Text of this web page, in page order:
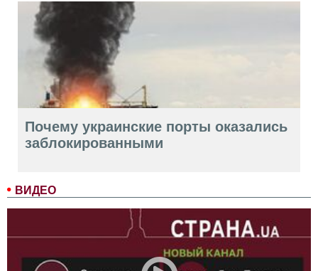
ВИДЕО
Почему украинские порты оказались
заблокированными